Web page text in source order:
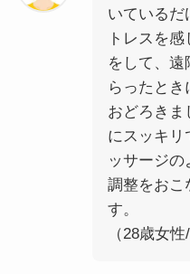
いているだ
トレスを
をして、遠
らったと
おどろきま
にスッキリ
ッサージ
調整をおこ
す。
（28歳女性